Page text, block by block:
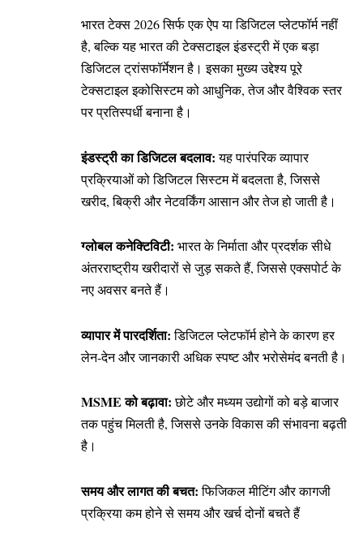
भारत टेक्स 2026 सिर्फ एक ऐप या डिजिटल प्लेटफॉर्म नहीं
है, बल्कि यह भारत की टेक्सटाइल इंडस्ट्री में एक बड़ा
डिजिटल ट्रांसफॉर्मेशन है। इसका मुख्य उद्देश्य पूरे
टेक्सटाइल इकोसिस्टम को आधुनिक, तेज और वैश्विक स्तर
पर प्रतिस्पर्धी बनाना है।
इंडस्ट्री का डिजिटल बदलाव:यह पारंपरिक व्यापार
प्रक्रियाओं को डिजिटल सिस्टम में बदलता है, जिससे
खरीद, बिक्री और नेटवर्किंग आसान और तेज हो जाती है।
ग्लोबल कनेक्टिविटी: भारत के निर्माता और प्रदर्शक सीधे
अंतरराष्ट्रीय खरीदारों से जुड़ सकते हैं, जिससे एक्सपोर्ट के
नए अवसर बनते हैं।
व्यापार में पारदर्शिता:डिजिटल प्लेटफॉर्म होने के कारण हर
लेन-देन और जानकारी अधिक स्पष्ट और भरोसेमंद बनती है।
MSME को बढ़ावा:छोटे और मध्यम उद्योगों को बड़े बाजार
तक पहुंच मिलती है, जिससे उनके विकास की संभावना बढ़ती
है।
समय और लागत की बचत:फिजिकल मीटिंग और कागजी
प्रक्रिया कम होने से समय और खर्च दोनों बचते हैं